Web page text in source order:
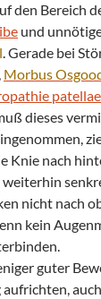
den Bereich
und
. Gerade bei
, Morbus
patellae
dieses
Knie nach
weiterhin
nicht nach
kein
guter